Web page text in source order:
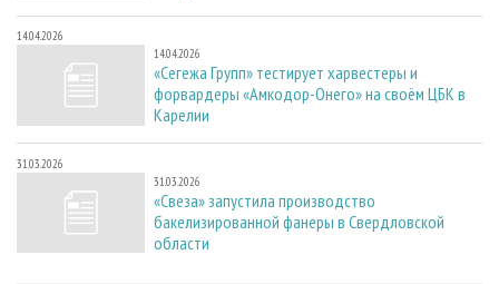
14.04.2026
14.04.2026
«Сегежа Групп» тестирует харвестеры и
форвардеры «Амкодор-Онего» на своём ЦБК в
Карелии
31.03.2026
31.03.2026
«Свеза» запустила производство
бакелизированной фанеры в Свердловской
области